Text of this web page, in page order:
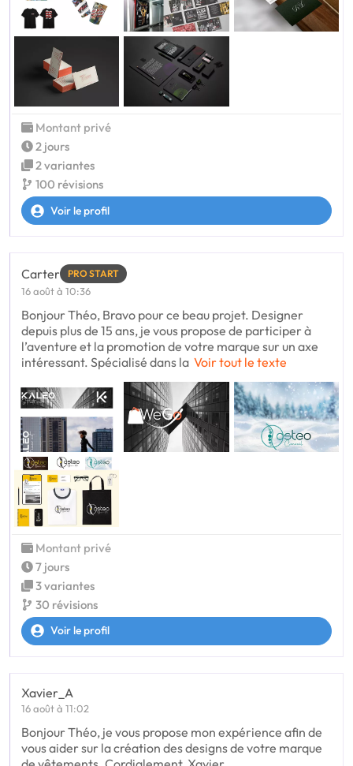
Montant privé
2 jours
2 variantes
100 révisions
Voir le profil
Carter PRO START
16 août à 10:36
Bonjour Théo, Bravo pour ce beau projet. Designer
depuis plus de 15 ans, je vous propose de participer à
l’aventure et la promotion de votre marque sur un axe
intéressant. Spécialisé dans la Voir tout le texte
Montant privé
7 jours
3 variantes
30 révisions
Voir le profil
Xavier_A
16 août à 11:02
Bonjour Théo, je vous propose mon expérience afin de
vous aider sur la création des designs de votre marque